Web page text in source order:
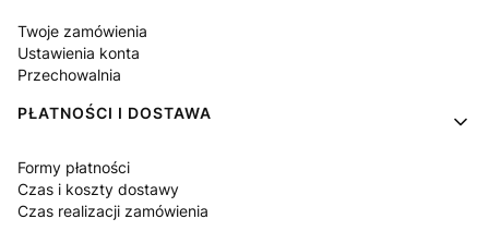
Twoje zamówienia
Ustawienia konta
Przechowalnia
PŁATNOŚCI I DOSTAWA
Formy płatności
Czas i koszty dostawy
Czas realizacji zamówienia